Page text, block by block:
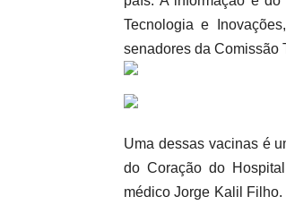
Tecnologia e
senadores da Comissão
Uma dessas vacinas é
do Coração do
médico Jorge Kalil